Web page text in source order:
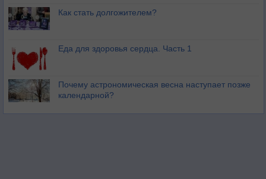
Как стать долгожителем?
Еда для здоровья сердца. Часть 1
Почему астрономическая весна наступает позже
календарной?